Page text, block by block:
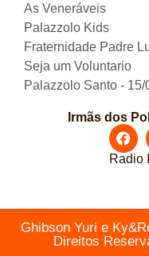
As Veneráveis
Palazzolo Kids
Fraternidade Padre
Seja um Voluntario
Palazzolo Santo - 15/
Irmãs dos
Radio
Ghibson Yuri e
Direitos